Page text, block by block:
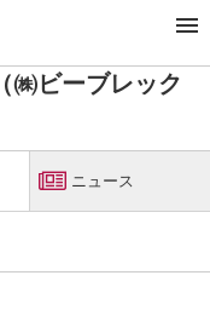
編集局（㈱ビーブレックス）
㈱ビーブレック
ニュース